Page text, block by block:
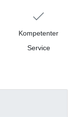
Kompetenter
Service